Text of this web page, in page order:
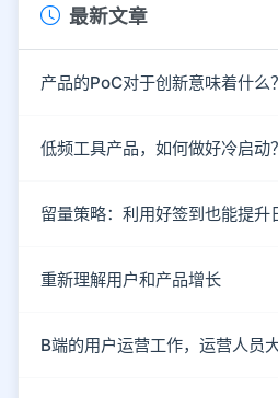
最新文章
产品的PoC对于创新意味着什么？
低频工具产品，如何做好冷启动？
留量策略：利用好签到也能提升
重新理解用户和产品增长
B端的用户运营工作，运营人员大